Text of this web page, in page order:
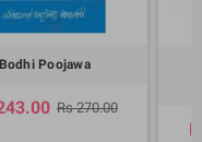
Bodhi Poojawa
Rs 270.00